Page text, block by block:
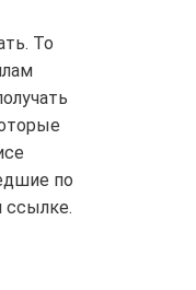
То
по
ссылке.